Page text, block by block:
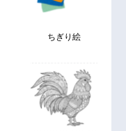
ちぎり絵